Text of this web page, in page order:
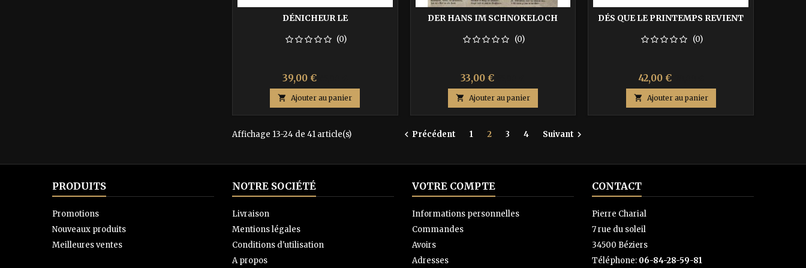
DÉNICHEUR LE
(0)
Prix
39,00 €
base
 Ajouter au panier
DER HANS IM SCHNOKELOCH
(0)
Prix
33,00 €
base
 Ajouter au panier
DÉS QUE LE PRINTEMPS REVIENT
(0)
Prix
42,00 €
base
 Ajouter au panier
Affichage 13-24 de 41 article(s)  Précédent 1 2 3 4 Suivant 
PRODUITS
Promotions
Nouveaux produits
Meilleures ventes
NOTRE SOCIÉTÉ
Livraison
Mentions légales
Conditions d'utilisation
A propos
VOTRE COMPTE
Informations personnelles
Commandes
Avoirs
Adresses
CONTACT
Pierre Charial
7 rue du soleil
34500 Béziers
Téléphone: 06-84-28-59-81